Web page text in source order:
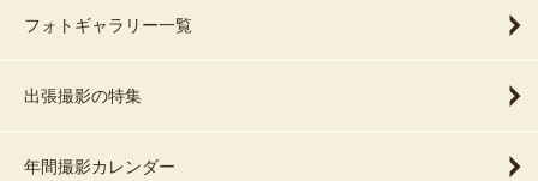
フォトギャラリー一覧
出張撮影の特集
年間撮影カレンダー